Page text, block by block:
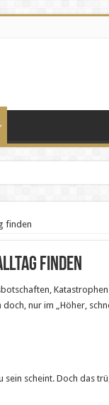
finden
finden
nur im „Höher,
scheint. Doch das